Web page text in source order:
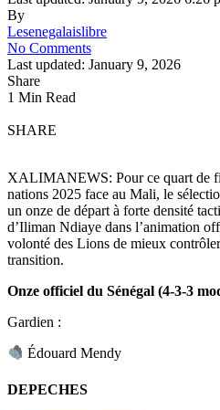
By
Lesenegalaislibre
No Comments
Last updated: January 9, 2026
Share
1 Min Read
SHARE
XALIMANEWS: Pour ce quart de
nations 2025 face au Mali, le
un onze de départ à forte densité
d’Iliman Ndiaye dans l’animation
volonté des Lions de mieux
transition.
Onze officiel du Sénégal (4-3-3
Gardien :
Édouard Mendy
DEPECHES